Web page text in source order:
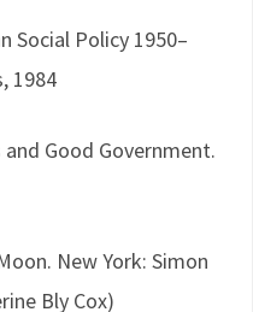
Social Policy 1950–
1984
Good Government.
New York: Simon
Bly Cox)